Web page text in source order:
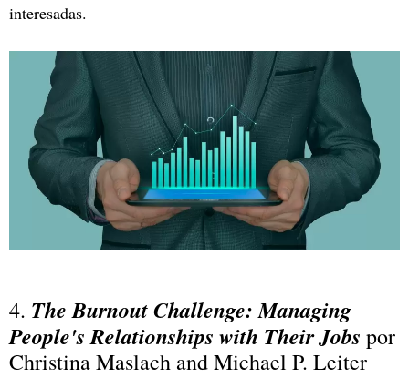
interesadas.
4. The Burnout Challenge: Managing
People's Relationships with Their Jobs por
Christina Maslach and Michael P. Leiter